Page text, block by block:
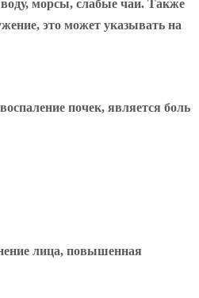
морсы, слабые чаи. Также
это может указывать на
почек, является боль
лица, повышенная